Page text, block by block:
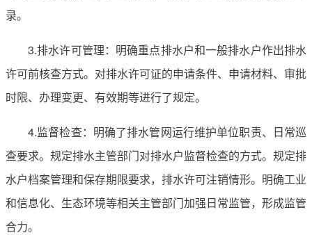
录。
3.排水许可管理：明确重点排水户和一般排水户作出排水
许可前核查方式。对排水许可证的申请条件、申请材料、审批
时限、办理变更、有效期等进行了规定。
4.监督检查：明确了排水管网运行维护单位职责、日常巡
查要求。规定排水主管部门对排水户监督检查的方式。规定排
水户档案管理和保存期限要求，排水许可注销情形。明确工业
和信息化、生态环境等相关主管部门加强日常监管，形成监管
合力。